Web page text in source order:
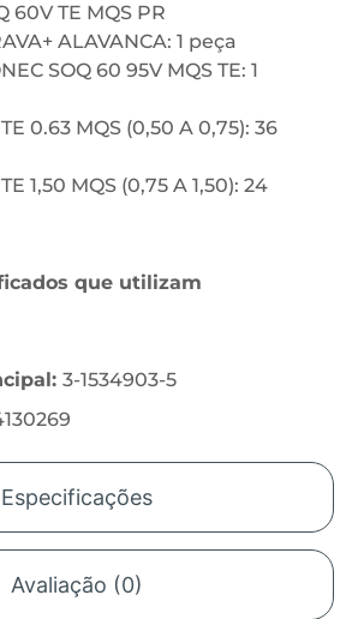
Especificações
Avaliação (0)
60V TE MQS PR
ALAVANCA: 1 peça
SOQ 60 95V MQS TE: 1
0.63 MQS (0,50 A 0,75): 36
1,50 MQS (0,75 A 1,50): 24
que utilizam
3-1534903-5